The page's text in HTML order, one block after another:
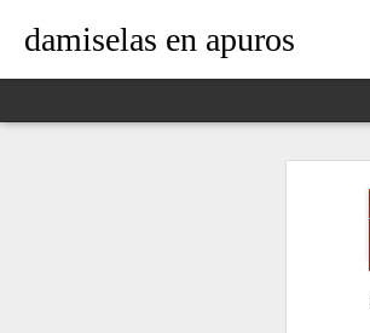
damiselas en apuros